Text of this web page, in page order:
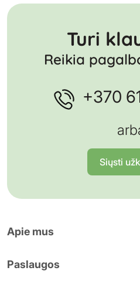
Turi
Reikia
+370
Siųsti
Apie mus
Paslaugos